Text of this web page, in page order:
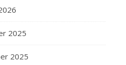
2025
2025